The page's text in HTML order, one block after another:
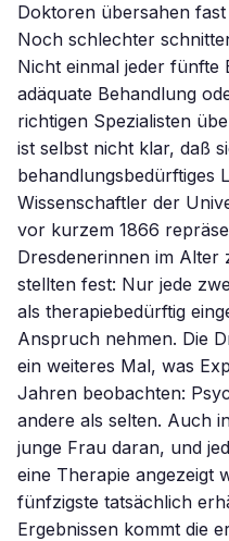
Doktoren übersahen
Noch schlechter
Nicht einmal jeder fünfte
adäquate Behandlung
richtigen Spezialisten
ist selbst nicht klar, daß
behandlungsbedürftiges
Wissenschaftler der
vor kurzem 1866
Dresdenerinnen im Alter
stellten fest: Nur jede
als therapiebedürftig
Anspruch nehmen. Die
ein weiteres Mal, was
Jahren beobachten:
andere als selten. Auch
junge Frau daran, und
eine Therapie angezeigt
fünfzigste tatsächlich
Ergebnissen kommt die